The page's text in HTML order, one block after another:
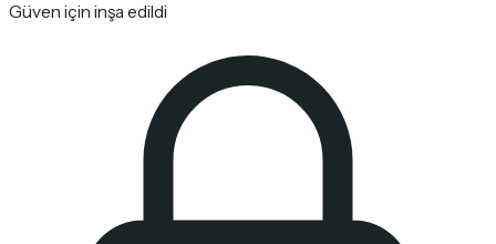
Güven için inşa edildi